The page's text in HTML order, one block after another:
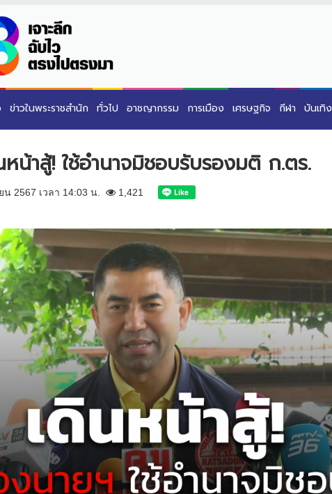
ข่าวในพระราชสำนัก ทั่วไป อาชญากรรม การเมือง เศรษฐกิจ กีฬา บันเทิง
น้าสู้! ใช้อำนาจมิชอบรับรองมติ ก.ตร.
2567 เวลา 14:03 น. 1,421